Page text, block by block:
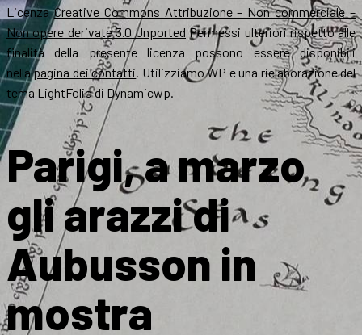
LicenzaCreative Commons Attribuzione – Non commerciale –
Non opere derivate 3.0 Unported Permessi ulteriori rispetto alle
finalità della presente licenza possono essere disponibili
nellapagina dei contatti. Utilizziamo WP e una rielaborazione del
tema LightFolio di Dynamicwp.
Parigi, a marzo
gli arazzi di
Aubusson in
mostra